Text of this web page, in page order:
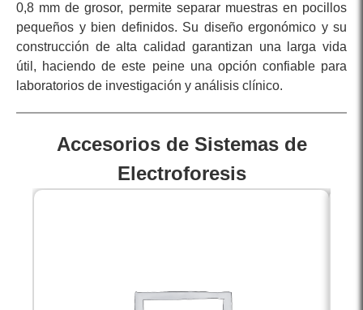
0,8 mm de grosor, permite separar muestras en pocillos
pequeños y bien definidos. Su diseño ergonómico y su
construcción de alta calidad garantizan una larga vida
útil, haciendo de este peine una opción confiable para
laboratorios de investigación y análisis clínico.
Accesorios de Sistemas de
Electroforesis